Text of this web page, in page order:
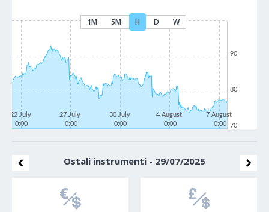
1M 5M H D W
22 July
0:00
27 July
0:00
30 July
0:00
4 August
0:00
7 August
0:00 70
80
90
Ostali instrumenti - 29/07/2025